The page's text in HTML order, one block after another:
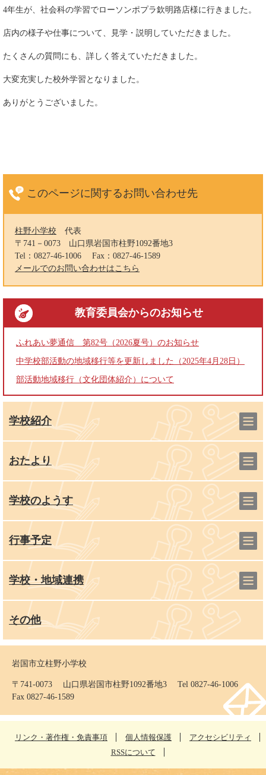
4年生が、社会科の学習でローソンポプラ欽明路店様に行きました。
店内の様子や仕事について、見学・説明していただきました。
たくさんの質問にも、詳しく答えていただきました。
大変充実した校外学習となりました。
ありがとうございました。
このページに関するお問い合わせ先
柱野小学校
代表
〒741－0073
山口県岩国市柱野1092番地3
Tel：0827-46-1006
Fax：0827-46-1589
メールでのお問い合わせはこちら
教育委員会からのお知らせ
ふれあい夢通信 第82号（2026夏号）のお知らせ
中学校部活動の地域移行等を更新しました（2025年4月28日）
部活動地域移行（文化団体紹介）について
学校紹介
おたより
学校のようす
行事予定
学校・地域連携
その他
岩国市立柱野小学校
〒741-0073 山口県岩国市柱野1092番地3 Tel 0827-46-1006
Fax 0827-46-1589
リンク・著作権・免責事項 個人情報保護
アクセシビリティ
RSSについて